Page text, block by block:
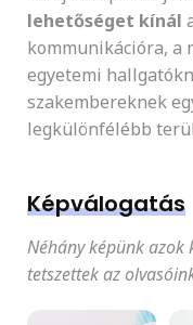
lehetőséget kínál
kommunikációra, a
egyetemi
szakembereknek
legkülönfélébb
Képválogatás
Néhány képünk azok
tetszettek az